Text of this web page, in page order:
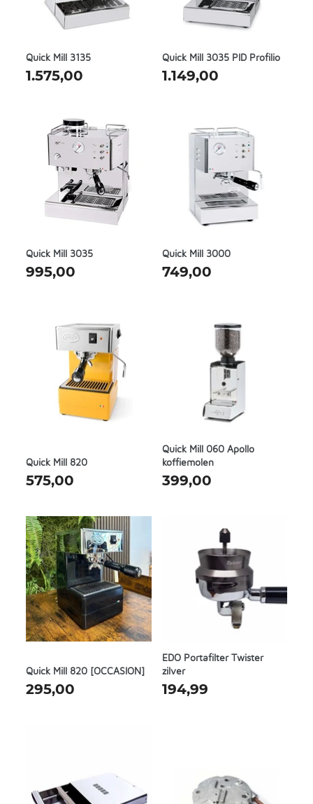
Quick Mill 3135
1.575,00
Quick Mill 3035 PID Profilio
1.149,00
Quick Mill 3035
995,00
Quick Mill 3000
749,00
Quick Mill 820
575,00
Quick Mill 060 Apollo
koffiemolen
399,00
Quick Mill 820 [OCCASION]
295,00
EDO Portafilter Twister
zilver
194,99